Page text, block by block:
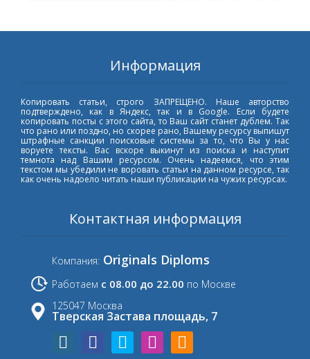
Информация
Копировать статьи, строго ЗАПРЕЩЕНО. Наше авторство
подтверждено, как в Яндекс, так и в Google. Если будете
копировать посты с этого сайта, то Ваш сайт станет дублем. Так
что рано или поздно, но скорее рано, Вашему ресурсу выпишут
штрафные санкции поисковые системы за то, что Вы у нас
воруете тексты. Вас вскоре выкинут из поиска и наступит
темнота над Вашим ресурсом. Очень надеемся, что этим
текстом мы убедили не воровать статьи на данном ресурсе, так
как очень надоело читать наши публикации на чужих ресурсах.
Контактная информация
Компания: Originals Diploms
Работаем с 08.00 до 22.00 по Москве
125047 Москва
Тверская Застава площадь, 7